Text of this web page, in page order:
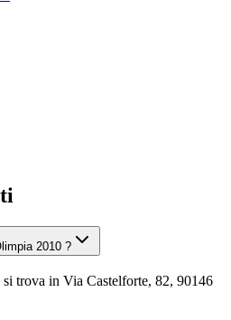
2010 ?
trova in Via Castelforte, 82, 90146